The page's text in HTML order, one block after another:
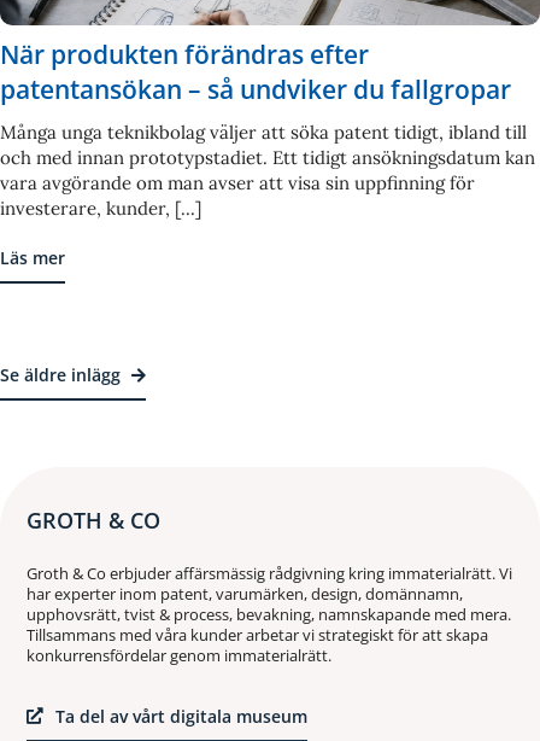
Se äldre inlägg
När produkten förändras efter
patentansökan – så undviker du fallgropar
Många unga teknikbolag väljer att söka patent tidigt, ibland till
och med innan prototypstadiet. Ett tidigt ansökningsdatum kan
vara avgörande om man avser att visa sin uppfinning för
investerare, kunder, [...]
Läs mer
GROTH & CO
Groth & Co erbjuder affärsmässig rådgivning kring immaterialrätt. Vi
har experter inom patent, varumärken, design, domännamn,
upphovsrätt, tvist & process, bevakning, namnskapande med mera.
Tillsammans med våra kunder arbetar vi strategiskt för att skapa
konkurrensfördelar genom immaterialrätt.
Ta del av vårt digitala museum